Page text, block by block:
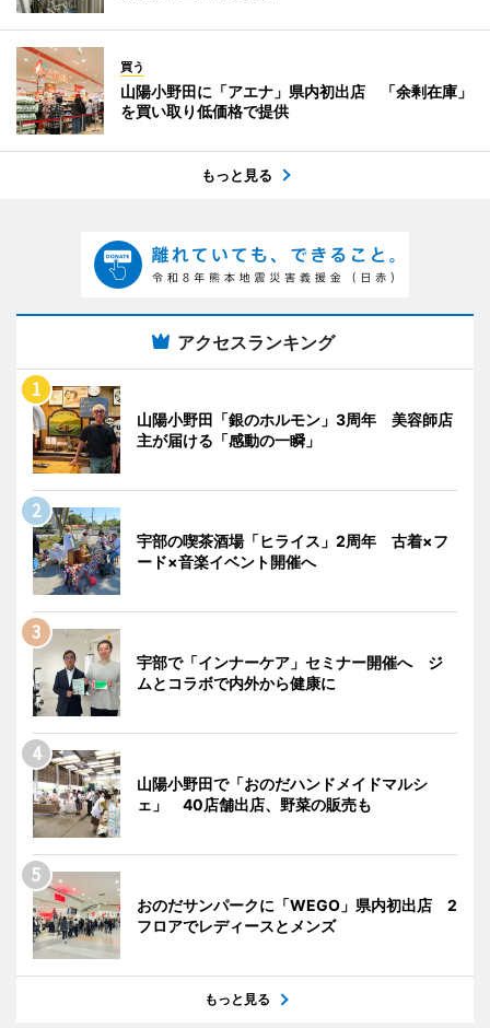
買う
山陽小野田に「アエナ」県内初出店 「余剰在庫」
を買い取り低価格で提供
もっと見る
アクセスランキング
山陽小野田「銀のホルモン」3周年 美容師店
主が届ける「感動の一瞬」
宇部の喫茶酒場「ヒライス」2周年 古着×フ
ード×音楽イベント開催へ
宇部で「インナーケア」セミナー開催へ ジ
ムとコラボで内外から健康に
山陽小野田で「おのだハンドメイドマルシ
ェ」 40店舗出店、野菜の販売も
おのだサンパークに「WEGO」県内初出店 2
フロアでレディースとメンズ
もっと見る